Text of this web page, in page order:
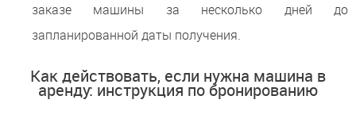
заказе машины за несколько дней до
запланированной даты получения.
Как действовать, если нужна машина в
аренду: инструкция по бронированию